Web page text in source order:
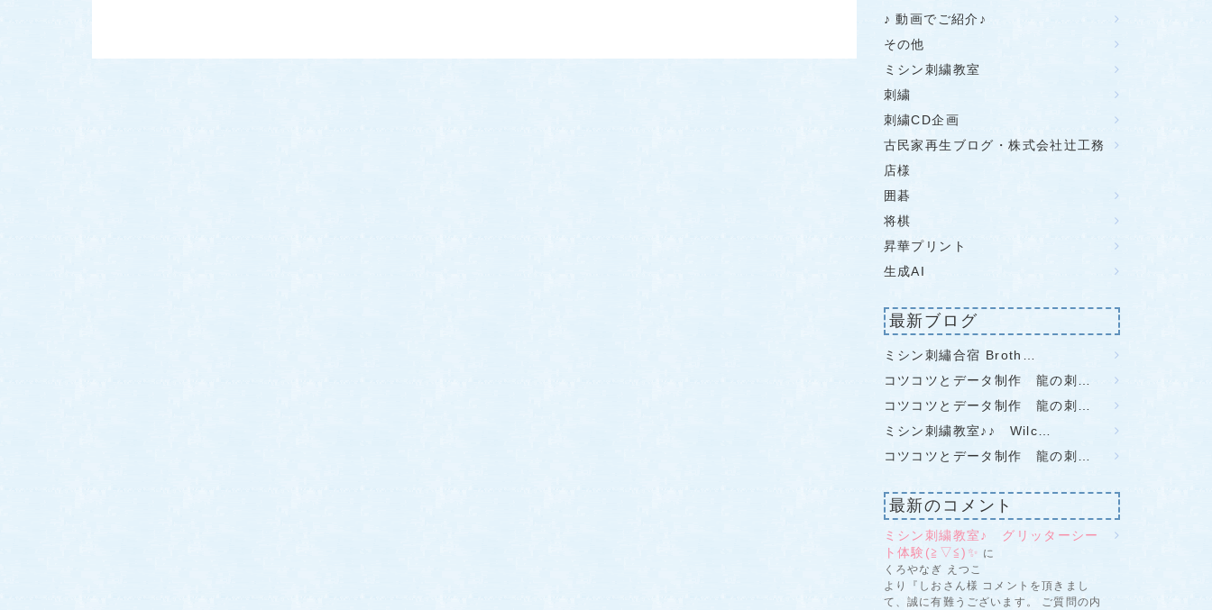
♪ 動画でご紹介♪
その他
ミシン刺繍教室
刺繍
刺繍CD企画
古民家再生ブログ・株式会社辻工務
店様
囲碁
将棋
昇華プリント
生成AI
最新ブログ
ミシン刺繡合宿 Broth…
コツコツとデータ制作 龍の刺…
コツコツとデータ制作 龍の刺…
ミシン刺繍教室♪♪ Wilc…
コツコツとデータ制作 龍の刺…
最新のコメント
ミシン刺繍教室♪ グリッターシー
ト体験(≧▽≦)✨ に
くろやなぎ えつこ
より『しおさん様 コメントを頂きまし
て、誠に有難うございます。 ご質問の内